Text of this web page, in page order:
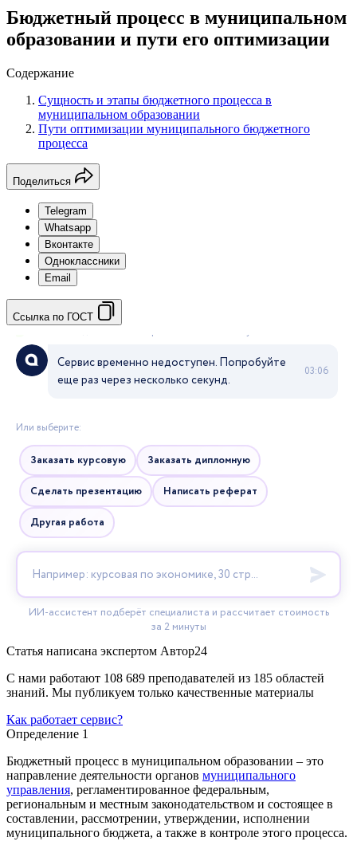
Бюджетный процесс в муниципальном
образовании и пути его оптимизации
Содержание
Сущность и этапы бюджетного процесса в
муниципальном образовании
Пути оптимизации муниципального бюджетного
процесса
Поделиться
Telegram
Whatsapp
Вконтакте
Одноклассники
Email
Ссылка по ГОСТ
Статья написана экспертом Автор24
С нами работают 108 689 преподавателей из 185 областей
знаний. Мы публикуем только качественные материалы
Как работает сервис?
Определение 1
Бюджетный процесс в муниципальном образовании – это
направление деятельности органов муниципального
управления, регламентированное федеральным,
региональным и местным законодательством и состоящее в
составлении, рассмотрении, утверждении, исполнении
муниципального бюджета, а также в контроле этого процесса.